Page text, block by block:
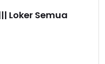
Loker Semua